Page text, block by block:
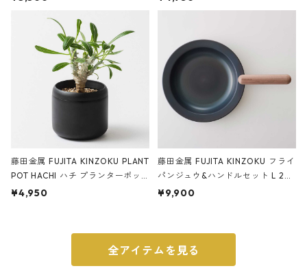
E ストーンサンドブラック
藤田金属 FUJITA KINZOKU PLANT
POT HACHI ハチ プランターポッ
ト 3号 ブラック
¥4,950
藤田金属 FUJITA KINZOKU フライ
パンジュウ&ハンドルセット L 24c
m ガス火・IH対応 鉄フライパン
¥9,900
全アイテムを見る